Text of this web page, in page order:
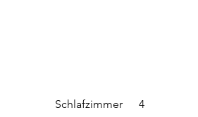
Schlafzimmer 4